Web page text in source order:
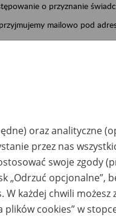
o przyznanie
mailowo pod
adres e-mail (na który
załączone oświadczenie
numer do kontaktu.
na wskazany przez
do spotkania klikamy
do wydarzenia wyrażają
uczestnictwa bez
oraz analityczne
przez nas
swoje zgody
„Odrzuć opcjonalne”,
każdej chwili możesz
cookies” w